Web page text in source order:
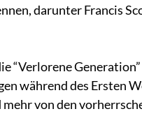
darunter Francis
“Verlorene
während des Ersten
von den